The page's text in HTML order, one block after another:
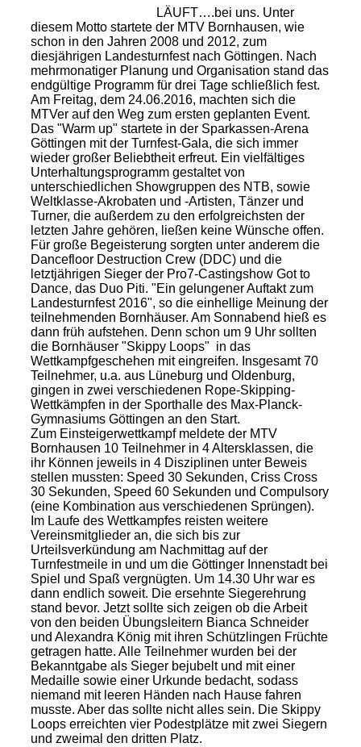
LÄUFT….bei uns. Unter
diesem Motto startete der MTV Bornhausen, wie
schon in den Jahren 2008 und 2012, zum
diesjährigen Landesturnfest nach Göttingen. Nach
mehrmonatiger Planung und Organisation stand das
endgültige Programm für drei Tage schließlich fest.
Am Freitag, dem 24.06.2016, machten sich die
MTVer auf den Weg zum ersten geplanten Event.
Das "Warm up" startete in der Sparkassen-Arena
Göttingen mit der Turnfest-Gala, die sich immer
wieder großer Beliebtheit erfreut. Ein vielfältiges
Unterhaltungsprogramm gestaltet von
unterschiedlichen Showgruppen des NTB, sowie
Weltklasse-Akrobaten und -Artisten, Tänzer und
Turner, die außerdem zu den erfolgreichsten der
letzten Jahre gehören, ließen keine Wünsche offen.
Für große Begeisterung sorgten unter anderem die
Dancefloor Destruction Crew (DDC) und die
letztjährigen Sieger der Pro7-Castingshow Got to
Dance, das Duo Piti. "Ein gelungener Auftakt zum
Landesturnfest 2016", so die einhellige Meinung der
teilnehmenden Bornhäuser. Am Sonnabend hieß es
dann früh aufstehen. Denn schon um 9 Uhr sollten
die Bornhäuser "Skippy Loops" in das
Wettkampfgeschehen mit eingreifen. Insgesamt 70
Teilnehmer, u.a. aus Lüneburg und Oldenburg,
gingen in zwei verschiedenen Rope-Skipping-
Wettkämpfen in der Sporthalle des Max-Planck-
Gymnasiums Göttingen an den Start.
Zum Einsteigerwettkampf meldete der MTV
Bornhausen 10 Teilnehmer in 4 Altersklassen, die
ihr Können jeweils in 4 Disziplinen unter Beweis
stellen mussten: Speed 30 Sekunden, Criss Cross
30 Sekunden, Speed 60 Sekunden und Compulsory
(eine Kombination aus verschiedenen Sprüngen).
Im Laufe des Wettkampfes reisten weitere
Vereinsmitglieder an, die sich bis zur
Urteilsverkündung am Nachmittag auf der
Turnfestmeile in und um die Göttinger Innenstadt bei
Spiel und Spaß vergnügten. Um 14.30 Uhr war es
dann endlich soweit. Die ersehnte Siegerehrung
stand bevor. Jetzt sollte sich zeigen ob die Arbeit
von den beiden Übungsleitern Bianca Schneider
und Alexandra König mit ihren Schützlingen Früchte
getragen hatte. Alle Teilnehmer wurden bei der
Bekanntgabe als Sieger bejubelt und mit einer
Medaille sowie einer Urkunde bedacht, sodass
niemand mit leeren Händen nach Hause fahren
musste. Aber das sollte nicht alles sein. Die Skippy
Loops erreichten vier Podestplätze mit zwei Siegern
und zweimal den dritten Platz.